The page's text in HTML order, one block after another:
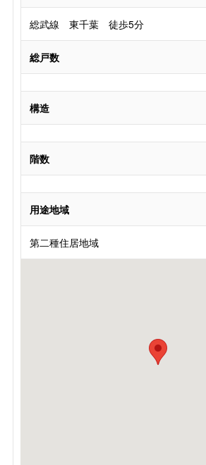
総武線 東千葉 徒歩5分
総戸数
構造
階数
用途地域
第二種住居地域